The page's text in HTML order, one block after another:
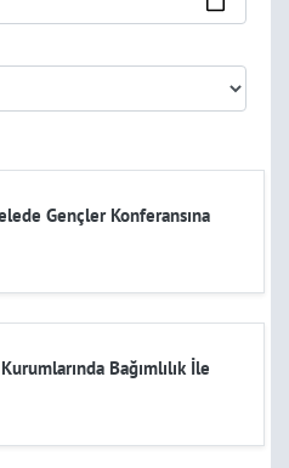
Gençler Konferansına
Bağımlılık İle